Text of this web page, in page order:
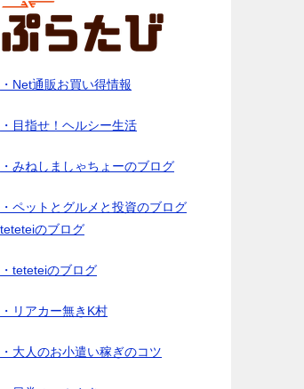
・Net通販お買い得情報
・目指せ！ヘルシー生活
・みねしましゃちょーのブログ
・ペットとグルメと投資のブログ
teteteiのブログ
・teteteiのブログ
・リアカー無きK村
・大人のお小遣い稼ぎのコツ